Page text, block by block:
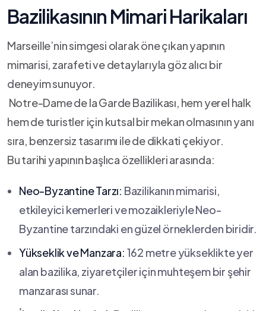
Bazilikasının Mimari Harikaları
Marseille’nin simgesi olarak öne çıkan yapının⁣
mimarisi, zarafeti ve detaylarıyla göz alıcı bir
deneyim sunuyor.
⁣ Notre-Dame de la Garde Bazilikası, hem yerel halk
hem de turistler için kutsal bir mekan olmasının yanı
sıra, benzersiz tasarımı ile de dikkati​ çekiyor.
Bu tarihi yapının başlıca özellikleri arasında:
Neo-Byzantine Tarzı: Bazilikanın mimarisi,
etkileyici kemerleri ve mozaikleriyle Neo-
Byzantine tarzındaki en güzel örneklerden biridir.
Yükseklik ve Manzara: 162 metre yükseklikte yer
alan bazilika, ziyaretçiler için muhteşem bir şehir
manzarası sunar.